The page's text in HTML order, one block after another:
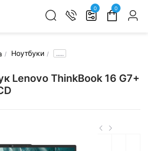
0 0
Ноутбуки .....
Lenovo ThinkBook 16 G7+